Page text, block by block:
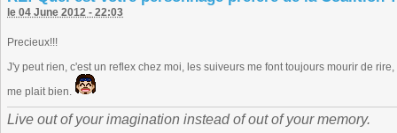
le 04 June 2012 - 22:03
Precieux!!!
J'y peut rien, c'est un reflex chez moi, les suiveurs me font toujours mourir de
me plait bien.
Live out of your imagination instead of out of your memory.